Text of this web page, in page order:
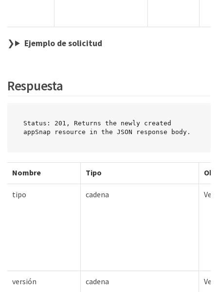
Ejemplo de solicitud
Respuesta
Status: 201, Returns the newly created
appSnap resource in the JSON response body.
Nombre Tipo
tipo cadena
versión cadena